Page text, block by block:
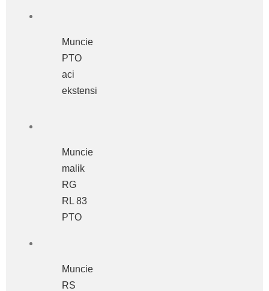
Muncie
PTO
aci
ekstensi
Muncie
malik
RG
RL 83
PTO
Muncie
RS